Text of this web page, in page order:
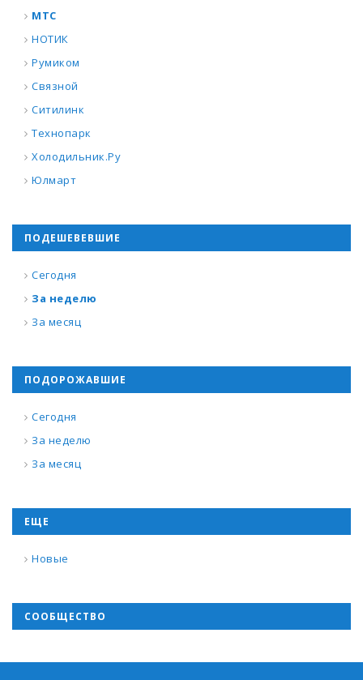
МТС
НОТИК
Румиком
Связной
Ситилинк
Технопарк
Холодильник.Ру
Юлмарт
ПОДЕШЕВЕВШИЕ
Сегодня
За неделю
За месяц
ПОДОРОЖАВШИЕ
Сегодня
За неделю
За месяц
ЕЩЕ
Новые
СООБЩЕСТВО